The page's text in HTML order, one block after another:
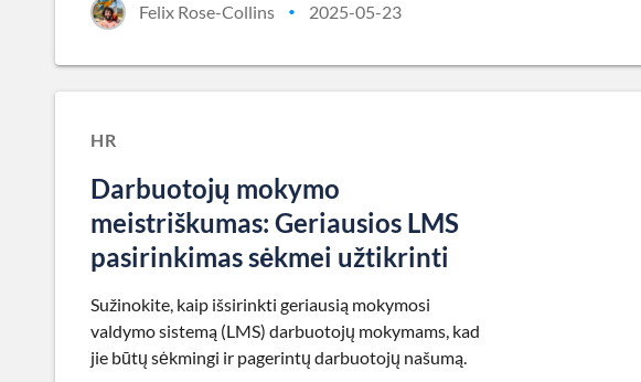
Felix Rose-Collins • 2025-05-23
HR
Darbuotojų mokymo
meistriškumas: Geriausios LMS
pasirinkimas sėkmei užtikrinti
Sužinokite, kaip išsirinkti geriausią mokymosi
valdymo sistemą (LMS) darbuotojų mokymams, kad
jie būtų sėkmingi ir pagerintų darbuotojų našumą.